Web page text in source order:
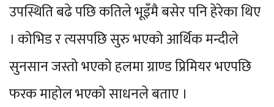
उपस्थिति बढे पछि कतिले भूइँमै बसेर पनि हेरेका थिए
। कोभिड र त्यसपछि सुरु भएको आर्थिक मन्दीले
सुनसान जस्तो भएको हलमा ग्राण्ड प्रिमियर भएपछि
फरक माहोल भएको साधनले बताए ।